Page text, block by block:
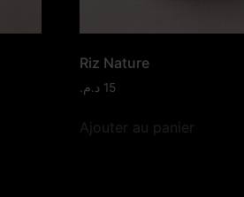
Riz Nature
15 د.م.
Ajouter au panier